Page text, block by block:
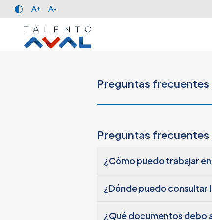
A+ A-
Preguntas frecuentes
Preguntas
¿Cómo puedo trabajar
Para participar en nuestras
1. Regístrate en el portal de
3. Consulta las ofertas
¿Dónde puedo consultar
En la publicación de cada
¿Qué documentos debo